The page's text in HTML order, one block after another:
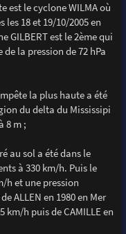
est le cyclone WILMA où
les 18 et 19/10/2005 en
GILBERT est le 2ème qui
la pression de 72 hPa
la plus haute a été
du delta du Mississipi
8 m ;
au sol a été dans le
à 330 km/h. Puis le
h et une pression
ALLEN en 1980 en Mer
km/h puis de CAMILLE en